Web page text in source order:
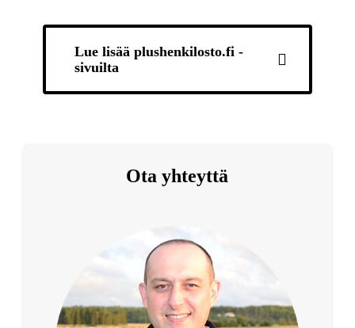
Lue lisää plushenkilosto.fi -
sivuilta
Ota yhteyttä